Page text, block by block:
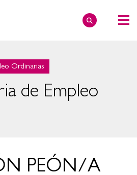
Ordinarias
de Empleo
PEÓN/A